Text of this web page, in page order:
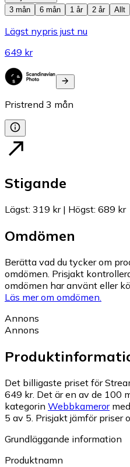
3 mån
6 mån 1 år 2 år Allt
Lägst nypris just nu
649 kr
Pristrend 3 mån
Stigande
Lägst: 319 kr| Högst: 689 kr
Omdömen
Berätta vad du tycker om
omdömen. Prisjakt
omdömen har använt eller
Läs mer om omdömen.
Annons
Annons
Det billigaste priset för
649 kr. Det är en av de 100
kategorin Webbkameror
5 av 5. Prisjakt jämför priser
Grundläggande information
Produktnamn